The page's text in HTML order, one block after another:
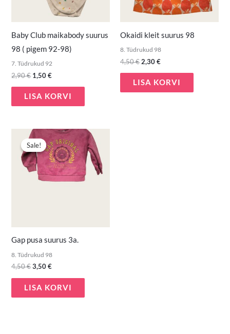
Baby Club maikabody suurus
98 ( pigem 92-98)
7. Tüdrukud 92
2,90€ 1,50€
LISA KORVI
Okaidi kleit suurus 98
8. Tüdrukud 98
4,50€2,30€
LISA KORVI
Sale!
Sale!
Gap pusa suurus 3a.
8. Tüdrukud 98
4,50€
Algne
hind
oli:
4,50 €.
3,50€
Praegune
hind
on:
3,50 €.
LISA KORVI